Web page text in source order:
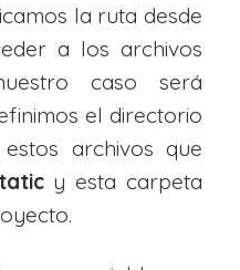
la ruta desde
a los archivos
caso será
el directorio
archivos que
y esta carpeta